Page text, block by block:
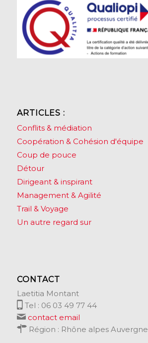
ARTICLES :
Conflits & médiation
Coopération & Cohésion d'équipe
Coup de pouce
Détour
Dirigeant & inspirant
Management & Agilité
Trail & Voyage
Un autre regard sur
CONTACT
Laetitia Montant
Tel : 06 03 49 77 44
contact email
Région : Rhône alpes Auvergne